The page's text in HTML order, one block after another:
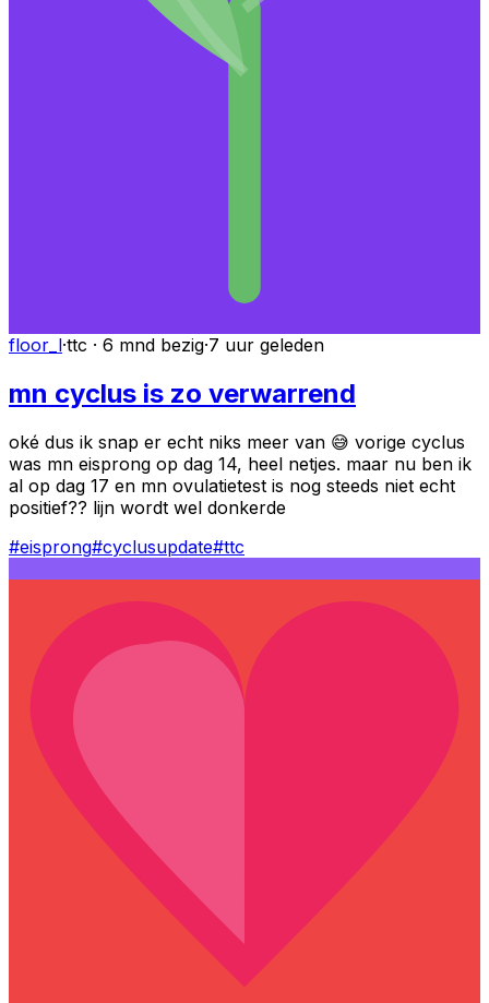
floor_l·ttc · 6 mnd bezig·7 uur geleden
mn cyclus is zo verwarrend
oké dus ik snap er echt niks meer van 😅 vorige cyclus
was mn eisprong op dag 14, heel netjes. maar nu ben ik
al op dag 17 en mn ovulatietest is nog steeds niet echt
positief?? lijn wordt wel donkerde
#eisprong#cyclusupdate#ttc